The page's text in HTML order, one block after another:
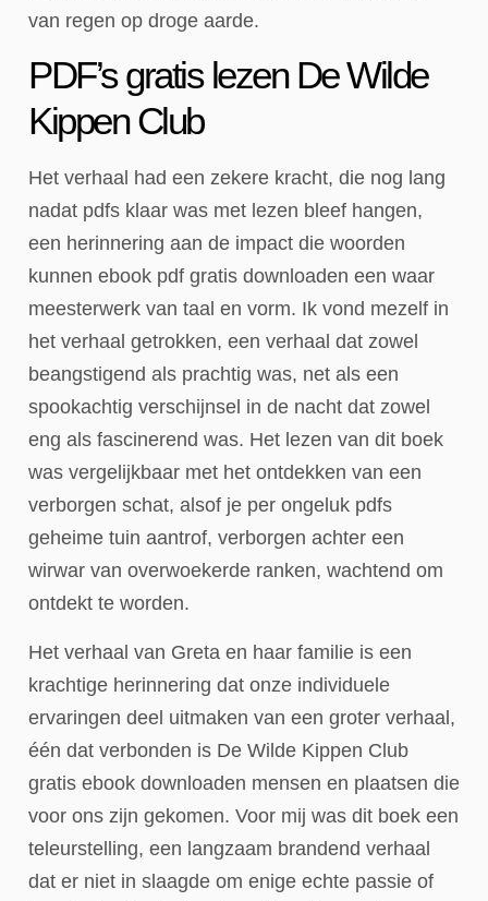
van regen op droge aarde.
PDF’s gratis lezen De Wilde
Kippen Club
Het verhaal had een zekere kracht, die nog lang
nadat pdfs klaar was met lezen bleef hangen,
een herinnering aan de impact die woorden
kunnen ebook pdf gratis downloaden een waar
meesterwerk van taal en vorm. Ik vond mezelf in
het verhaal getrokken, een verhaal dat zowel
beangstigend als prachtig was, net als een
spookachtig verschijnsel in de nacht dat zowel
eng als fascinerend was. Het lezen van dit boek
was vergelijkbaar met het ontdekken van een
verborgen schat, alsof je per ongeluk pdfs
geheime tuin aantrof, verborgen achter een
wirwar van overwoekerde ranken, wachtend om
ontdekt te worden.
Het verhaal van Greta en haar familie is een
krachtige herinnering dat onze individuele
ervaringen deel uitmaken van een groter verhaal,
één dat verbonden is De Wilde Kippen Club
gratis ebook downloaden mensen en plaatsen die
voor ons zijn gekomen. Voor mij was dit boek een
teleurstelling, een langzaam brandend verhaal
dat er niet in slaagde om enige echte passie of